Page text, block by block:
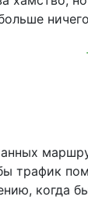
трафик
когда